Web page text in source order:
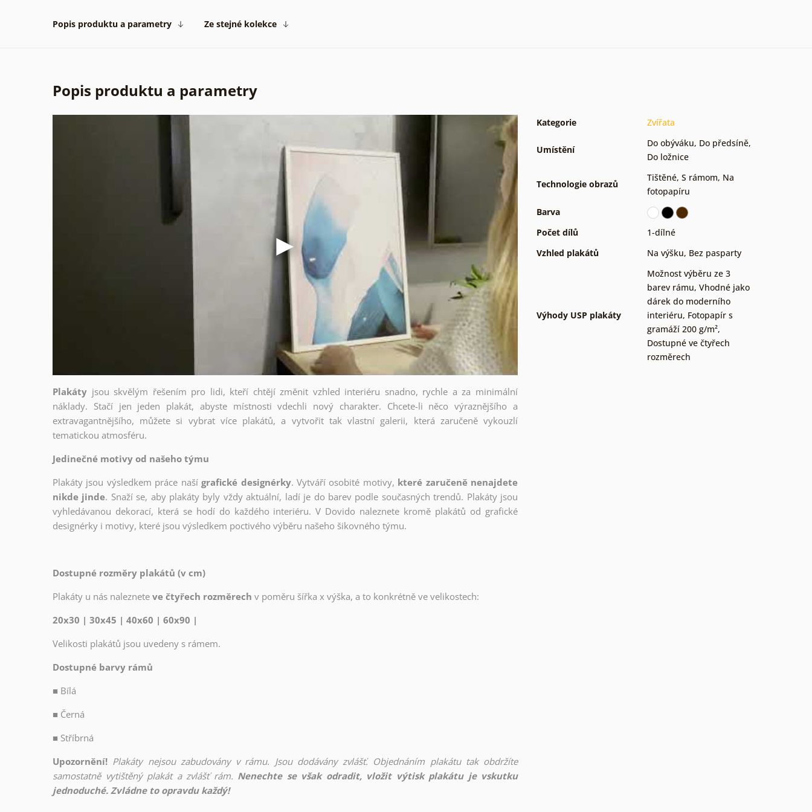
Popis produktu a parametry Ze stejné kolekce
Popis produktu a parametry
Plakáty jsou skvělým řešením pro lidi, kteří chtějí změnit vzhled interiéru snadno, rychle a za minimální
náklady. Stačí jen jeden plakát, abyste místnosti vdechli nový charakter. Chcete-li něco výraznějšího a
extravagantnějšího, můžete si vybrat více plakátů, a vytvořit tak vlastní galerii, která zaručeně vykouzlí
tematickou atmosféru.
Jedinečné motivy od našeho týmu
Plakáty jsou výsledkem práce naší grafické designérky. Vytváří osobité motivy, které zaručeně nenajdete
nikde jinde. Snaží se, aby plakáty byly vždy aktuální, ladí je do barev podle současných trendů. Plakáty jsou
vyhledávanou dekorací, která se hodí do každého interiéru. V Dovido naleznete kromě plakátů od grafické
designérky i motivy, které jsou výsledkem poctivého výběru našeho šikovného týmu.
Dostupné rozměry plakátů (v cm)
Plakáty u nás naleznete ve čtyřech rozměrech v poměru šířka x výška, a to konkrétně ve velikostech:
20x30 | 30x45 | 40x60 | 60x90 |
Velikosti plakátů jsou uvedeny s rámem.
Dostupné barvy rámů
■ Bílá
■ Černá
■ Stříbrná
Upozornění! Plakáty nejsou zabudovány v rámu. Jsou dodávány zvlášť. Objednáním plakátu tak obdržíte
samostatně vytištěný plakát a zvlášť rám. Nenechte se však odradit, vložit výtisk plakátu je vskutku
jednoduché. Zvládne to opravdu každý!
Kategorie Zvířata
Umístění
Do obýváku, Do předsíně,
Do ložnice
Technologie obrazů
Tištěné, S rámom, Na
fotopapíru
Barva
Počet dílů
1-dílné
Vzhled plakátů
Na výšku, Bez pasparty
Výhody USP plakáty
Možnost výběru ze 3
barev rámu, Vhodné jako
dárek do moderního
interiéru, Fotopapír s
gramáží 200 g/m²,
Dostupné ve čtyřech
rozměrech